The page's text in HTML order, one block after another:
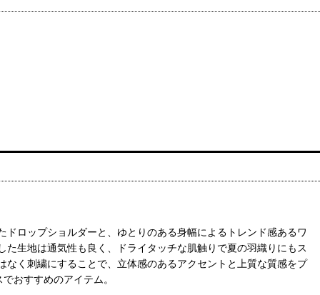
ロップショルダーと、ゆとりのある身幅によるトレンド感あるワ
生地は通気性も良く、ドライタッチな肌触りで夏の羽織りにもス
く刺繍にすることで、立体感のあるアクセントと上質な質感をプ
おすすめのアイテム。